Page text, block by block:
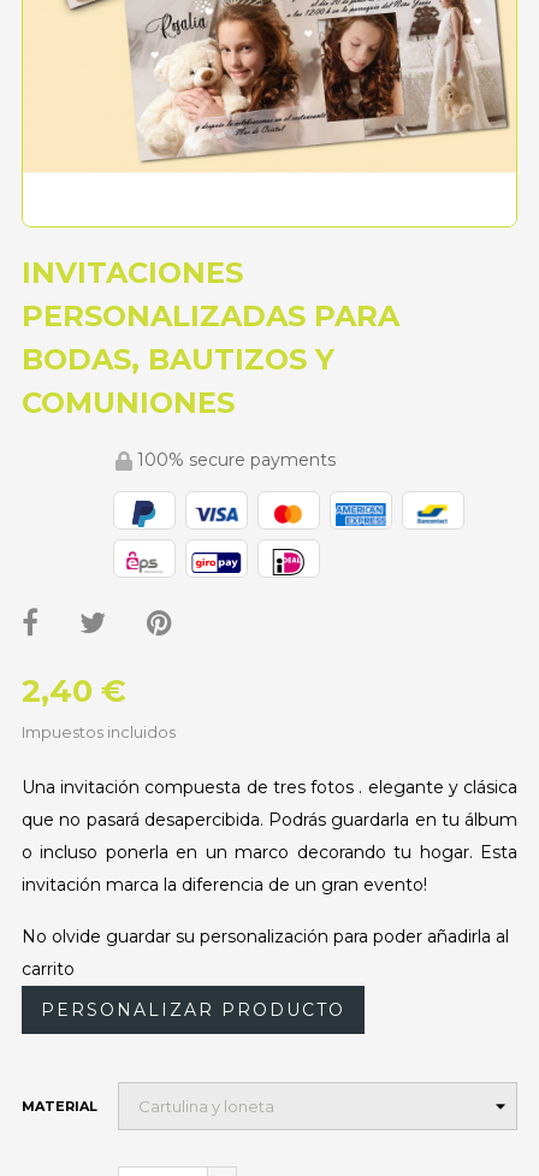
INVITACIONES
PERSONALIZADAS PARA
BODAS, BAUTIZOS Y
COMUNIONES
100% secure payments
2,40 €
Impuestos incluidos
Una invitación compuesta de tres fotos . elegante y clásica
que no pasará desapercibida. Podrás guardarla en tu álbum
o incluso ponerla en un marco decorando tu hogar. Esta
invitación marca la diferencia de un gran evento!
No olvide guardar su personalización para poder añadirla al
carrito
PERSONALIZAR PRODUCTO
MATERIAL